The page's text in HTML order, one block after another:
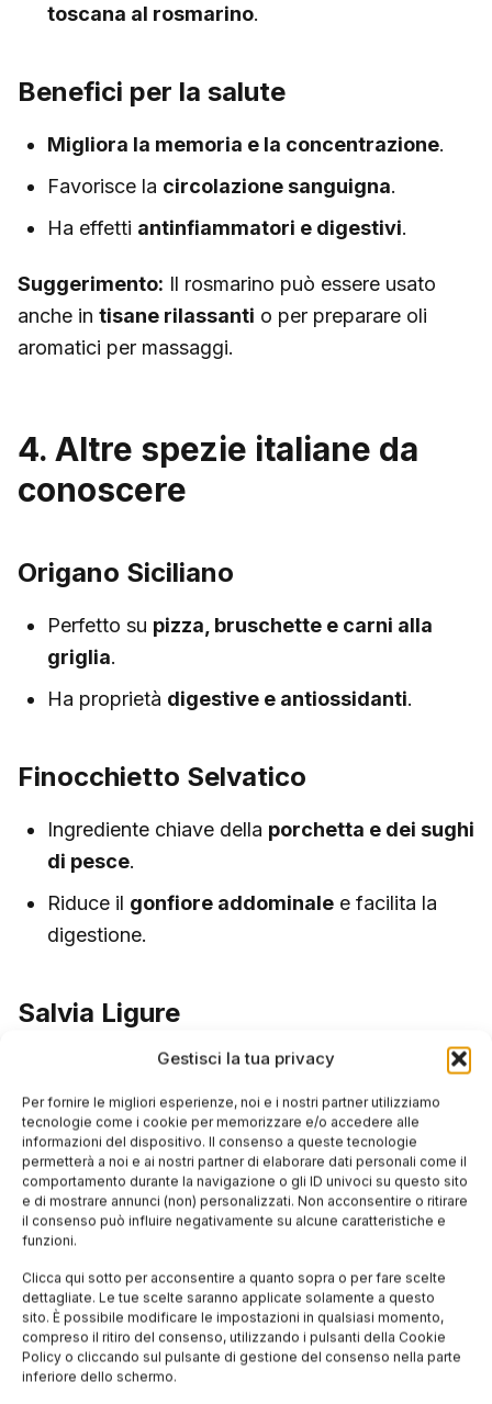
Gestisci la tua privacy
Per fornire le migliori esperienze, noi e i nostri partner utilizziamo
tecnologie come i cookie per memorizzare e/o accedere alle
informazioni del dispositivo. Il consenso a queste tecnologie
permetterà a noi e ai nostri partner di elaborare dati personali come il
comportamento durante la navigazione o gli ID univoci su questo sito
e di mostrare annunci (non) personalizzati. Non acconsentire o ritirare
il consenso può influire negativamente su alcune caratteristiche e
funzioni.
Clicca qui sotto per acconsentire a quanto sopra o per fare scelte
dettagliate. Le tue scelte saranno applicate solamente a questo
sito. È possibile modificare le impostazioni in qualsiasi momento,
compreso il ritiro del consenso, utilizzando i pulsanti della Cookie
Policy o cliccando sul pulsante di gestione del consenso nella parte
inferiore dello schermo.
toscana al rosmarino.
Benefici per la salute
Migliora la memoria e la concentrazione.
Favorisce la circolazione sanguigna.
Ha effetti antinfiammatori e digestivi.
Suggerimento: Il rosmarino può essere usato
anche in tisane rilassanti o per preparare oli
aromatici per massaggi.
4. Altre spezie italiane da
conoscere
Origano Siciliano
Perfetto su pizza, bruschette e carni alla
griglia.
Ha proprietà digestive e antiossidanti.
Finocchietto Selvatico
Ingrediente chiave della porchetta e dei sughi
di pesce.
Riduce il gonfiore addominale e facilita la
digestione.
Salvia Ligure
Fondamentale neitortelli burro e salvia
Ha effettidepurativi e rilassanti.
5. Come conservare e
acquistare spezie italiane di
qualità
Conservazione